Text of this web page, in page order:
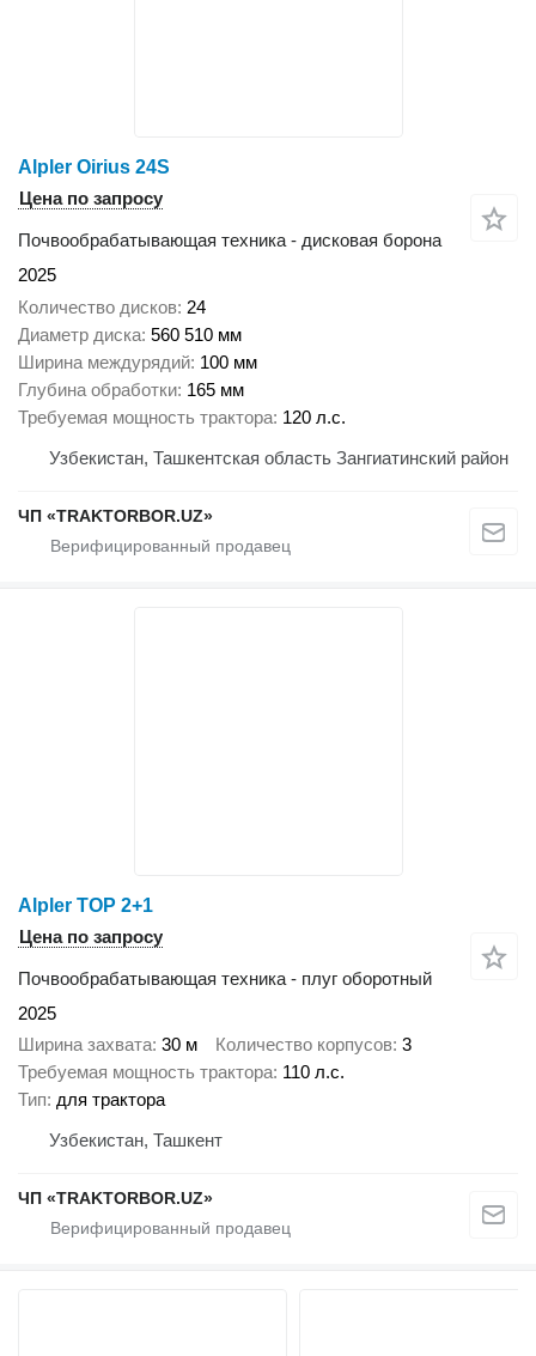
Alpler Oirius 24S
Цена по запросу
Почвообрабатывающая техника - дисковая борона
2025
Количество дисков 24
Диаметр диска 560 510 мм
Ширина междурядий 100 мм
Глубина обработки 165 мм
Требуемая мощность трактора 120 л.с.
Узбекистан, Ташкентская область Зангиатинский район
ЧП «TRAKTORBOR.UZ»
Alpler TOP 2+1
Цена по запросу
Почвообрабатывающая техника - плуг оборотный
2025
Ширина захвата 30 м Количество корпусов 3
Требуемая мощность трактора 110 л.с.
Тип для трактора
Узбекистан, Ташкент
ЧП «TRAKTORBOR.UZ»